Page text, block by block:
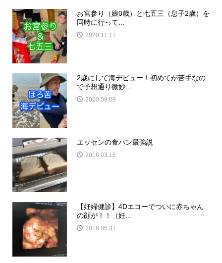
お宮参り（娘0歳）と七五三（息子2歳）を
同時に行って...
2020.11.17
2歳にして海デビュー！初めてが苦手なの
で予想通り微妙...
2020.08.09
エッセンの食パン最強説
2018.03.15
【妊婦健診】4Dエコーでついに赤ちゃん
の顔が！！（妊...
2018.05.31